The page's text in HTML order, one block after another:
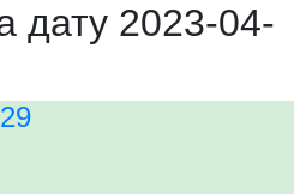
дату 2023-04-